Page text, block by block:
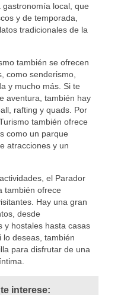
local, que
y de temporada,
tradicionales de la
también se ofrecen
como senderismo,
y mucho más. Si te
aventura, también hay
rafting y quads. Por
también ofrece
como un parque
atracciones y un
el Parador
también ofrece
Hay una gran
desde
y hostales hasta casas
lo deseas, también
para disfrutar de una
interese: